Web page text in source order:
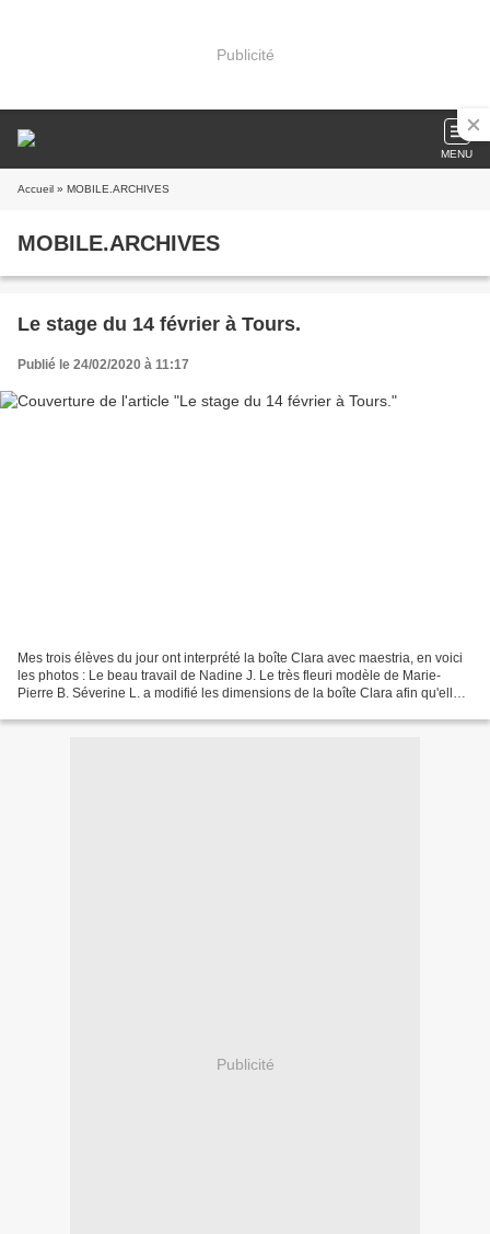
Publicité
MENU
Accueil » MOBILE.ARCHIVES
MOBILE.ARCHIVES
Le stage du 14 février à Tours.
Publié le 24/02/2020 à 11:17
Mes trois élèves du jour ont interprété la boîte Clara avec maestria, en voici
les photos : Le beau travail de Nadine J. Le très fleuri modèle de Marie-
Pierre B. Séverine L. a modifié les dimensions de la boîte Clara afin qu'elle
Publicité